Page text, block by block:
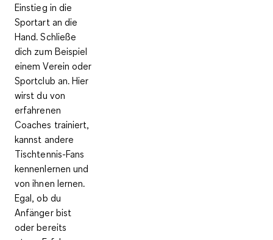
Einstieg in die
Sportart an die
Hand. Schließe
dich zum Beispiel
einemVerein oder
Sportclub an. Hier
wirst du von
erfahrenen
Coaches trainiert,
kannst andere
Tischtennis-Fans
kennenlernen und
von ihnen lernen.
Egal, ob du
Anfänger bist
oder bereits